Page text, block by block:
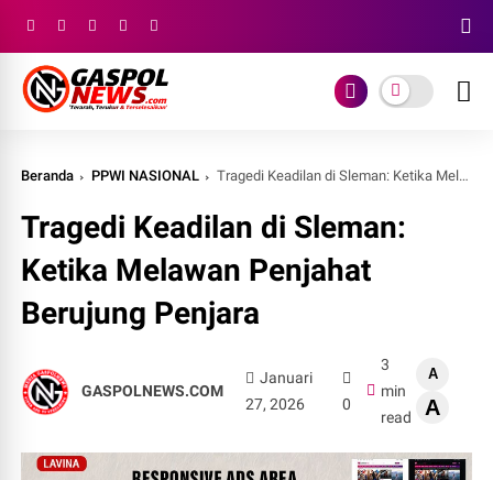
Beranda PPWI NASIONAL Tragedi Keadilan di Sleman: Ketika Melawan Penjahat Berujung Penjara
Tragedi Keadilan di Sleman:
Ketika Melawan Penjahat
Berujung Penjara
GASPOLNEWS.COM
Januari
27, 2026
0
3
min
read
A
A